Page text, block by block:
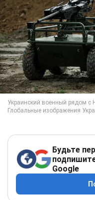
Будьте
Google